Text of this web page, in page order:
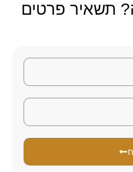
תשאיר פרטים